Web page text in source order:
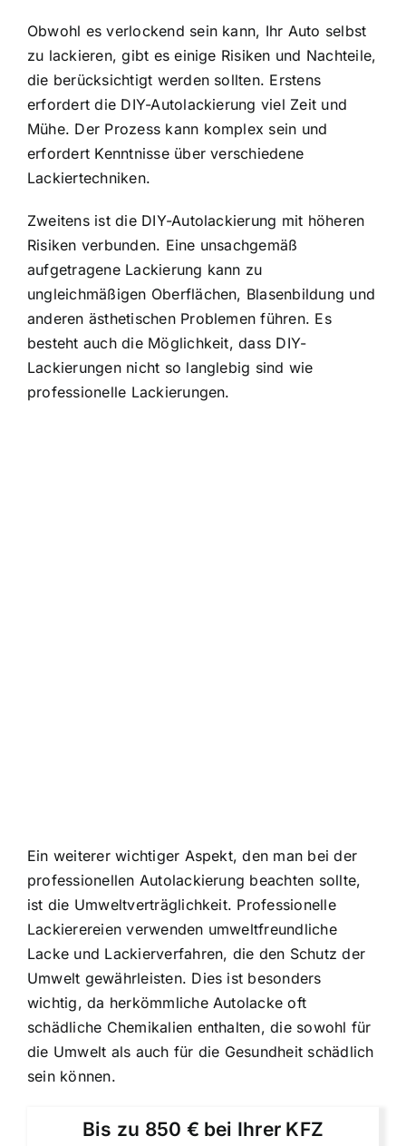
Obwohl es verlockend sein kann, Ihr Auto selbst
zu lackieren, gibt es einige Risiken und Nachteile,
die berücksichtigt werden sollten. Erstens
erfordert die DIY-Autolackierung viel Zeit und
Mühe. Der Prozess kann komplex sein und
erfordert Kenntnisse über verschiedene
Lackiertechniken.
Zweitens ist die DIY-Autolackierung mit höheren
Risiken verbunden. Eine unsachgemäß
aufgetragene Lackierung kann zu
ungleichmäßigen Oberflächen, Blasenbildung und
anderen ästhetischen Problemen führen. Es
besteht auch die Möglichkeit, dass DIY-
Lackierungen nicht so langlebig sind wie
professionelle Lackierungen.
Ein weiterer wichtiger Aspekt, den man bei der
professionellen Autolackierung beachten sollte,
ist die Umweltverträglichkeit. Professionelle
Lackierereien verwenden umweltfreundliche
Lacke und Lackierverfahren, die den Schutz der
Umwelt gewährleisten. Dies ist besonders
wichtig, da herkömmliche Autolacke oft
schädliche Chemikalien enthalten, die sowohl für
die Umwelt als auch für die Gesundheit schädlich
sein können.
Bis zu 850 € bei Ihrer KFZ